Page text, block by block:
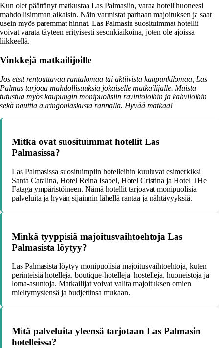
Kun olet päättänyt matkustaa Las Palmasiin, varaa hotellihuoneesi
mahdollisimman aikaisin. Näin varmistat parhaan majoituksen ja saat
usein myös paremmat hinnat. Las Palmasin suosituimmat hotellit
voivat varata täyteen erityisesti sesonkiaikoina, joten ole ajoissa
liikkeellä.
Vinkkejä matkailijoille
Jos etsit rentouttavaa rantalomaa tai aktiivista kaupunkilomaa, Las
Palmas tarjoaa mahdollisuuksia jokaiselle matkailijalle. Muista
tutustua myös kaupungin monipuolisiin ravintoloihin ja kahviloihin
sekä nauttia auringonlaskusta rannalla. Hyvää matkaa!
Mitkä ovat suosituimmat hotellit Las
Palmasissa?
Las Palmasissa suosituimpiin hotelleihin kuuluvat esimerkiksi
Santa Catalina, Hotel Reina Isabel, Hotel Cristina ja Hotel THe
Fataga ympäristöineen. Nämä hotellit tarjoavat monipuolisia
palveluita ja hyvän sijainnin lähellä rantaa ja nähtävyyksiä.
Minkä tyyppisiä majoitusvaihtoehtoja Las
Palmasista löytyy?
Las Palmasista löytyy monipuolisia majoitusvaihtoehtoja, kuten
perinteisiä hotelleja, boutique-hotelleja, hostelleja, huoneistoja ja
loma-asuntoja. Matkailijat voivat valita majoituksen omien
mieltymystensä ja budjettinsa mukaan.
Mitä palveluita yleensä tarjotaan Las Palmasin
hotelleissa?